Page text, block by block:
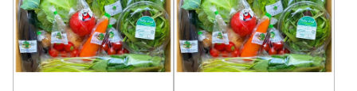
下記URLよりご確認ください。
https://www.pref.kumamoto.jp/uploaded/attachment/192
813.pdf